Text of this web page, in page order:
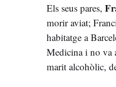
Els seus pares,
morir aviat;
habitatge a
Medicina i no va
marit alcohòlic,